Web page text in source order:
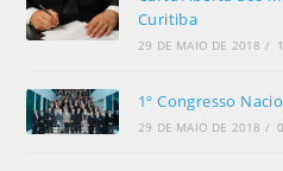
Curitiba
29 DE MAIO DE 2018 /
1º Congresso
29 DE MAIO DE 2018 /